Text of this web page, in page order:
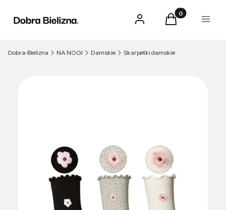
Zaloguj sięProdukty w
Koszyk Menu
Dobra-Bielizna NA NOGI Damskie Skarpetki damskie